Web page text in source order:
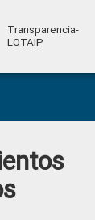
Transparencia-
LOTAIP